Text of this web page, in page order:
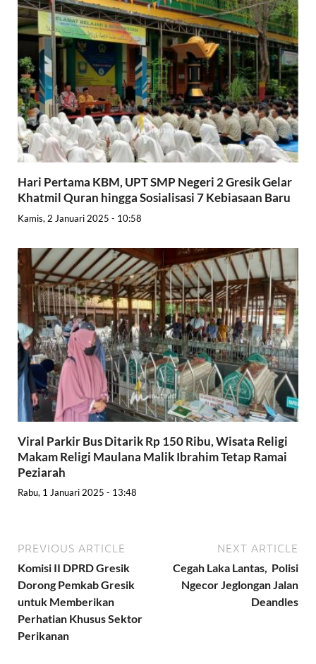
Hari Pertama KBM, UPT SMP Negeri 2 Gresik Gelar
Khatmil Quran hingga Sosialisasi 7 Kebiasaan Baru
Kamis, 2 Januari 2025 - 10:58
Viral Parkir Bus Ditarik Rp 150 Ribu, Wisata Religi
Makam Religi Maulana Malik Ibrahim Tetap Ramai
Peziarah
Rabu, 1 Januari 2025 - 13:48
PREVIOUS ARTICLE
Komisi II DPRD Gresik
Dorong Pemkab Gresik
untuk Memberikan
Perhatian Khusus Sektor
Perikanan
NEXT ARTICLE
Cegah Laka Lantas, Polisi
Ngecor Jeglongan Jalan
Deandles